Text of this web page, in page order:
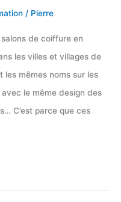
/ Pierre
de coiffure en
les villes et villages de
les mêmes noms sur les
le même design des
C’est parce que ces